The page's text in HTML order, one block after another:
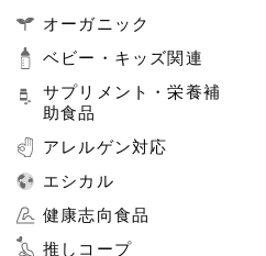
オーガニック
ベビー・キッズ関連
サプリメント・栄養補
助食品
アレルゲン対応
エシカル
健康志向食品
推しコープ